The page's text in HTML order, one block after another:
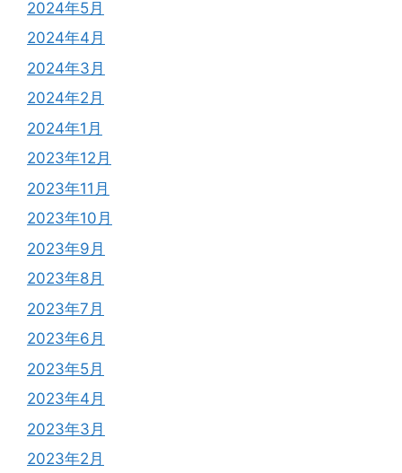
2024年5月
2024年4月
2024年3月
2024年2月
2024年1月
2023年12月
2023年11月
2023年10月
2023年9月
2023年8月
2023年7月
2023年6月
2023年5月
2023年4月
2023年3月
2023年2月